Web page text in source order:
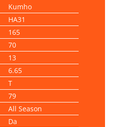
Kumho
HA31
165
70
13
6.65
T
79
All Season
Da